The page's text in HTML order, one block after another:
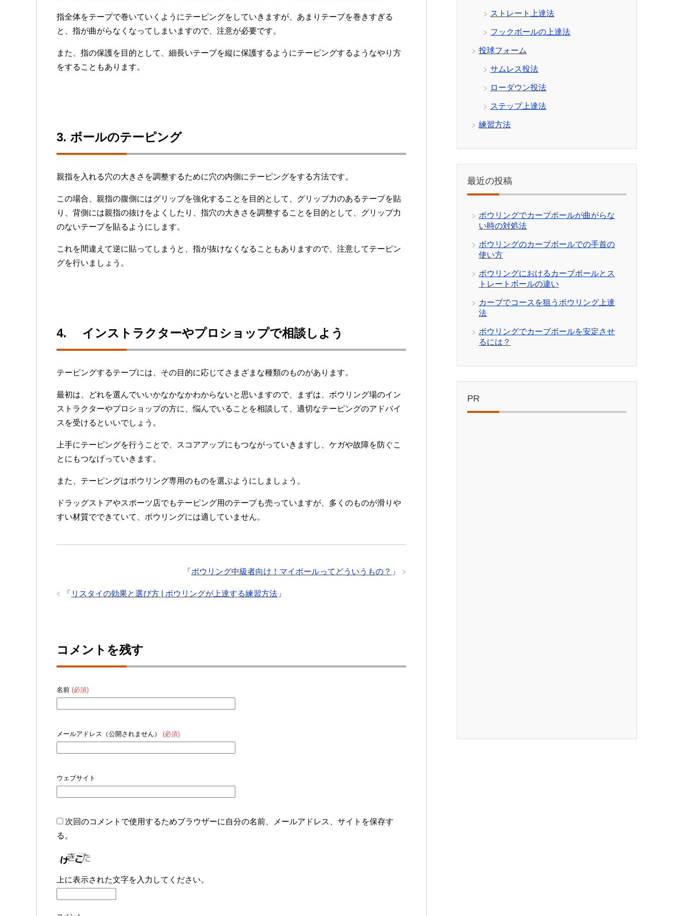
指全体をテープで巻いていくようにテーピングをしていきますが、あまりテープを巻きすぎる
と、指が曲がらなくなってしまいますので、注意が必要です。
また、指の保護を目的として、細長いテープを縦に保護するようにテーピングするようなやり方
をすることもあります。
3. ボールのテーピング
親指を入れる穴の大きさを調整するために穴の内側にテーピングをする方法です。
この場合、親指の腹側にはグリップを強化することを目的として、グリップ力のあるテープを貼
り、背側には親指の抜けをよくしたり、指穴の大きさを調整することを目的として、グリップ力
のないテープを貼るようにします。
これを間違えて逆に貼ってしまうと、指が抜けなくなることもありますので、注意してテーピン
グを行いましょう。
4. インストラクターやプロショップで相談しよう
テーピングするテープには、その目的に応じてさまざまな種類のものがあります。
最初は、どれを選んでいいかなかなかわからないと思いますので、まずは、ボウリング場のイン
ストラクターやプロショップの方に、悩んでいることを相談して、適切なテーピングのアドバイ
スを受けるといいでしょう。
上手にテーピングを行うことで、スコアアップにもつながっていきますし、ケガや故障を防ぐこ
とにもつなげっていきます。
また、テーピングはボウリング専用のものを選ぶようにしましょう。
ドラッグストアやスポーツ店でもテーピング用のテープも売っていますが、多くのものが滑りや
すい材質でできていて、ボウリングには適していません。
「 ボウリング中級者向け！マイボールってどういうもの？ 」
「 リスタイの効果と選び方 | ボウリングが上達する練習方法 」
コメントを残す
名前 (必須)
メールアドレス（公開されません） (必須)
ウェブサイト
次回のコメントで使用するためブラウザーに自分の名前、メールアドレス、サイトを保存す
る。
上に表示された文字を入力してください。
ストレート上達法
フックボールの上達法
投球フォーム
サムレス投法
ローダウン投法
ステップ上達法
練習方法
最近の投稿
ボウリングでカーブボールが曲がらな
い時の対処法
ボウリングのカーブボールでの手首の
使い方
ボウリングにおけるカーブボールとス
トレートボールの違い
カーブでコースを狙うボウリング上達
法
ボウリングでカーブボールを安定させ
るには？
PR